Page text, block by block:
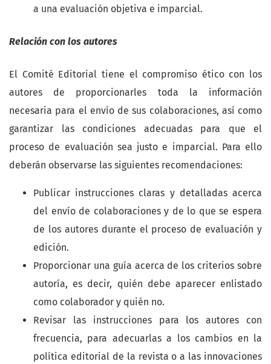
a una evaluación objetiva e imparcial.
Relación con los autores
El Comité Editorial tiene el compromiso ético con los
autores de proporcionarles toda la información
necesaria para el envío de sus colaboraciones, así como
garantizar las condiciones adecuadas para que el
proceso de evaluación sea justo e imparcial. Para ello
deberán observarse las siguientes recomendaciones:
Publicar instrucciones claras y detalladas acerca
del envío de colaboraciones y de lo que se espera
de los autores durante el proceso de evaluación y
edición.
Proporcionar una guía acerca de los criterios sobre
autoría, es decir, quién debe aparecer enlistado
como colaborador y quién no.
Revisar las instrucciones para los autores con
frecuencia, para adecuarlas a los cambios en la
política editorial de la revista o a las innovaciones